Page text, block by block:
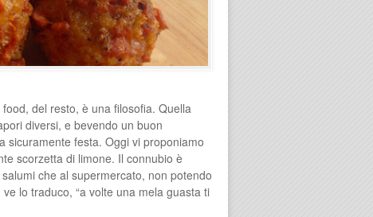
del resto, è una filosofia. Quella
diversi, e bevendo un buon
sicuramente festa. Oggi vi proponiamo
scorzetta di limone. Il connubio è
che al supermercato, non potendo
lo traduco, “a volte una mela guasta ti